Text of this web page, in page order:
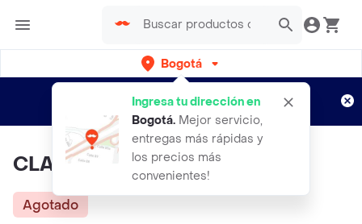
Bogotá
Ingresa tu dirección en
Bogotá. Mejor servicio,
entregas más rápidas y
los precios más
convenientes!
envíos gratis por semanas
Aplican TyC
CLARINS Labial Joli Rouge
Agotado